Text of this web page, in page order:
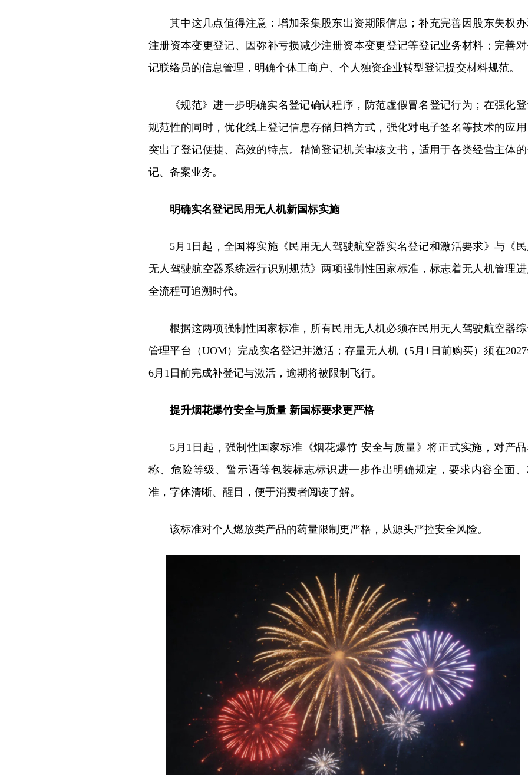
其中这几点值得注意：增加采集股东出资期限信息；补充完善因股东失权
注册资本变更登记、因弥补亏损减少注册资本变更登记等登记业务材料；完善
记联络员的信息管理，明确个体工商户、个人独资企业转型登记提交材料规范。
《规范》进一步明确实名登记确认程序，防范虚假冒名登记行为；在强化
规范性的同时，优化线上登记信息存储归档方式，强化对电子签名等技术的应用
突出了登记便捷、高效的特点。精简登记机关审核文书，适用于各类经营主体
记、备案业务。
明确实名登记民用无人机新国标实施
5月1日起，全国将实施《民用无人驾驶航空器实名登记和激活要求》与《民
无人驾驶航空器系统运行识别规范》两项强制性国家标准‌，标志着无人机管理进
全流程可追溯时代。
根据这两项强制性国家标准，所有民用无人机必须在民用无人驾驶航空器
管理平台（UOM）完成‌实名登记并激活‌；存量无人机（5月1日前购买）须在‌
6月1日前完成补登记‌与激活‌，逾期将被限制飞行。
提升烟花爆竹安全与质量 新国标要求更严格
5月1日起，强制性国家标准《烟花爆竹 安全与质量》将正式实施，对产品
称、危险等级、警示语等包装标志标识进一步作出明确规定，要求内容全面
准，字体清晰、醒目，便于消费者阅读了解。
该标准对个人燃放类产品的药量限制更严格，从源头严控安全风险。